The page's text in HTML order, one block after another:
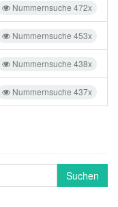
Nummernsuche 472x
Nummernsuche 453x
Nummernsuche 438x
Nummernsuche 437x
Suchen